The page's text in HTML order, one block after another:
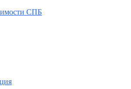
СПБ